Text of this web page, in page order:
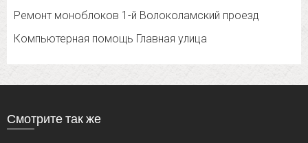
Ремонт моноблоков 1-й Волоколамский проезд
Компьютерная помощь Главная улица
Смотрите так же